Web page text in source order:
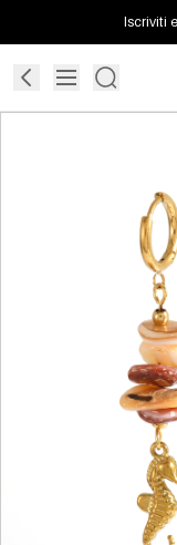
Iscriviti